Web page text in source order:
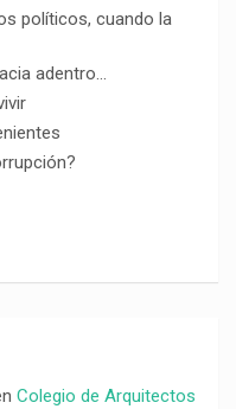
políticos, cuando la
adentro…
Colegio de Arquitectos